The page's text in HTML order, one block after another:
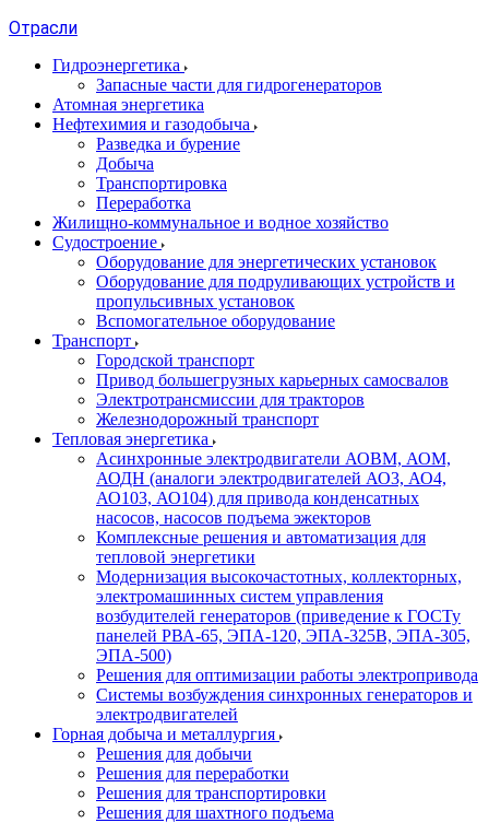
Отрасли
Гидроэнергетика
Запасные части для гидрогенераторов
Атомная энергетика
Нефтехимия и газодобыча
Разведка и бурение
Добыча
Транспортировка
Переработка
Жилищно-коммунальное и водное хозяйство
Судостроение
Оборудование для энергетических установок
Оборудование для подруливающих устройств и
пропульсивных установок
Вспомогательное оборудование
Транспорт
Городской транспорт
Привод большегрузных карьерных самосвалов
Электротрансмиссии для тракторов
Железнодорожный транспорт
Тепловая энергетика
Асинхронные электродвигатели АОВМ, АОМ,
АОДН (аналоги электродвигателей АО3, АО4,
АО103, АО104) для привода конденсатных
насосов, насосов подъема эжекторов
Комплексные решения и автоматизация для
тепловой энергетики
Модернизация высокочастотных, коллекторных,
электромашинных систем управления
возбудителей генераторов (приведение к ГОСТу
панелей РВА-65, ЭПА-120, ЭПА-325В, ЭПА-305,
ЭПА-500)
Решения для оптимизации работы электропривода
Системы возбуждения синхронных генераторов и
электродвигателей
Горная добыча и металлургия
Решения для добычи
Решения для переработки
Решения для транспортировки
Решения для шахтного подъема